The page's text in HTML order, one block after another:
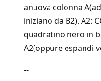
anuova colonna
iniziano da B2). A2:
quadratino nero in
A2(oppure espandi
--